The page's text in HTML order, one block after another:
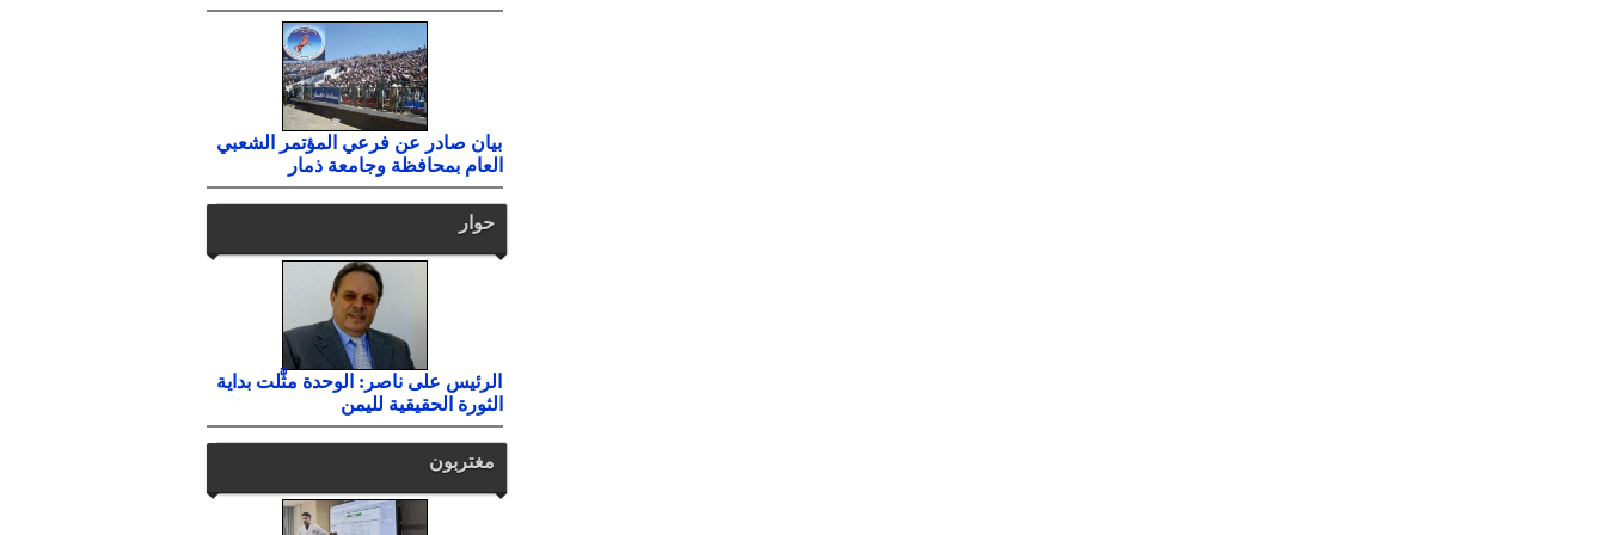
بيان صادر عن فرعي المؤتمر الشعبي
العام بمحافظة وجامعة ذمار
حوار
الرئيس على ناصر: الوحدة مثَّلت بداية
الثورة الحقيقية لليمن
مغتربون